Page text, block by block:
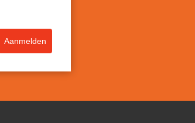
Aanmelden